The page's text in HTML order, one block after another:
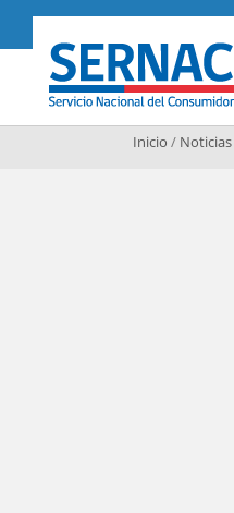
SERNAC
Inicio / Noticias